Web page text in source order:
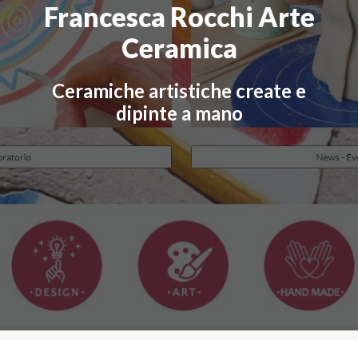
Francesca Rocchi Arte
Ceramica
Ceramiche artistiche create e
dipinte a mano